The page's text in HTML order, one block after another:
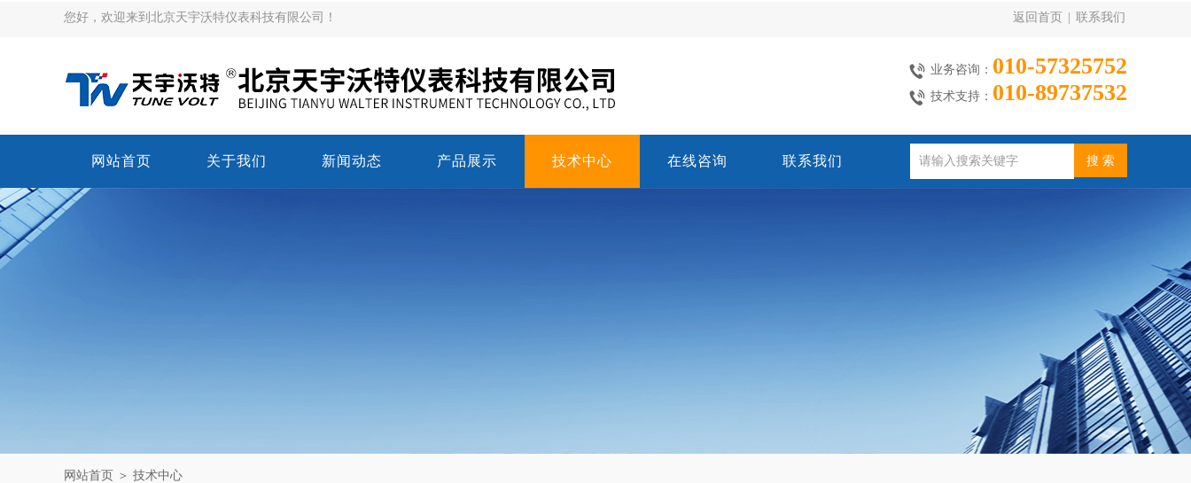
您好，欢迎来到北京天宇沃特仪表科技有限公司！ 返回首页 联系我们
业务咨询： 010-57325752
技术支持： 010-89737532
网站首页 关于我们 新闻动态 产品展示 技术中心 在线咨询 联系我们
网站首页 ＞ 技术中心